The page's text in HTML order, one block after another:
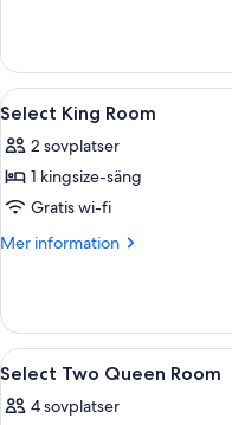
-
queensize-
Öppna
alla
foton
för
Select
King
3
Select King Room
2 sovplatser
1 kingsize-säng
Gratis wi-fi
Mer information
Mer
King
Room
Öppna
alla
foton
3
Select Two Queen Room
4 sovplatser